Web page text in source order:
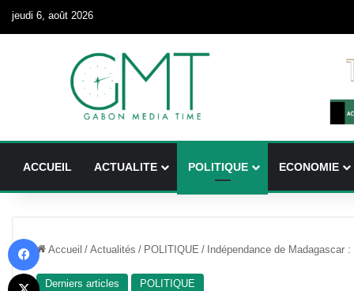
jeudi 6, août 2026
ACCUEIL ACTUALITE POLITIQUE ECONOMIE
Accueil / Actualités / POLITIQUE / Indépendance de Madagascar
Derniers articles POLITIQUE
X